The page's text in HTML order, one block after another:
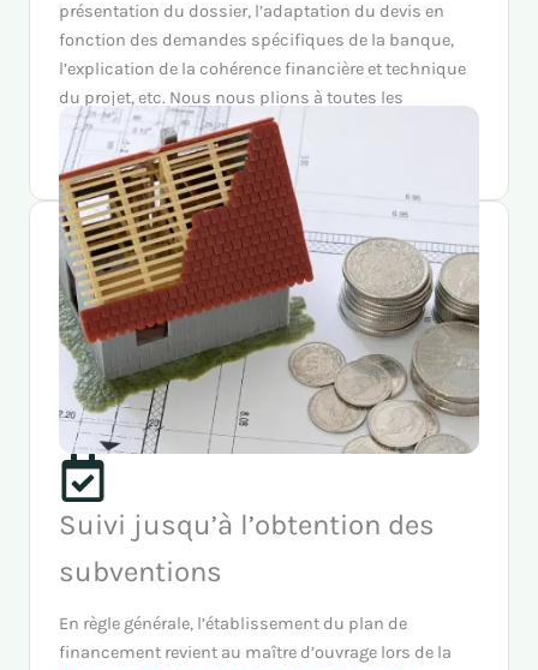
présentation du dossier, l’adaptation du devis en
fonction des demandes spécifiques de la banque,
l’explication de la cohérence financière et technique
du projet, etc. Nous nous plions à toutes les
exigences nécessaires permettant d’avoir un avis
favorable à votre demande.
Suivi jusqu’à l’obtention des
subventions
En règle générale, l’établissement du plan de
financement revient au maître d’ouvrage lors de la